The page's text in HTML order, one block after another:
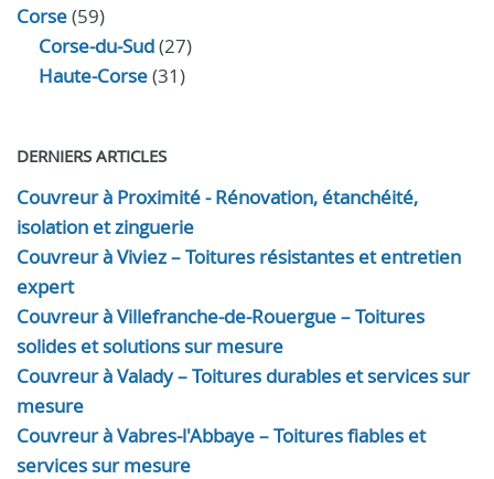
Corse(59)
Corse-du-Sud(27)
Haute-Corse(31)
DERNIERS ARTICLES
Couvreur à Proximité - Rénovation, étanchéité,
isolation et zinguerie
Couvreur à Viviez – Toitures résistantes et entretien
expert
Couvreur à Villefranche-de-Rouergue – Toitures
solides et solutions sur mesure
Couvreur à Valady – Toitures durables et services sur
mesure
Couvreur à Vabres-l'Abbaye – Toitures fiables et
services sur mesure